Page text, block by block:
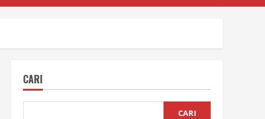
CARI
CARI